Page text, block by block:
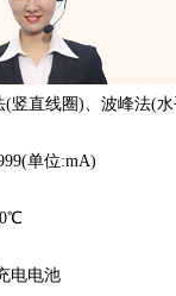
音频、射频、中频、
(竖直线圈)、波峰法(
单位:mA)
电电池